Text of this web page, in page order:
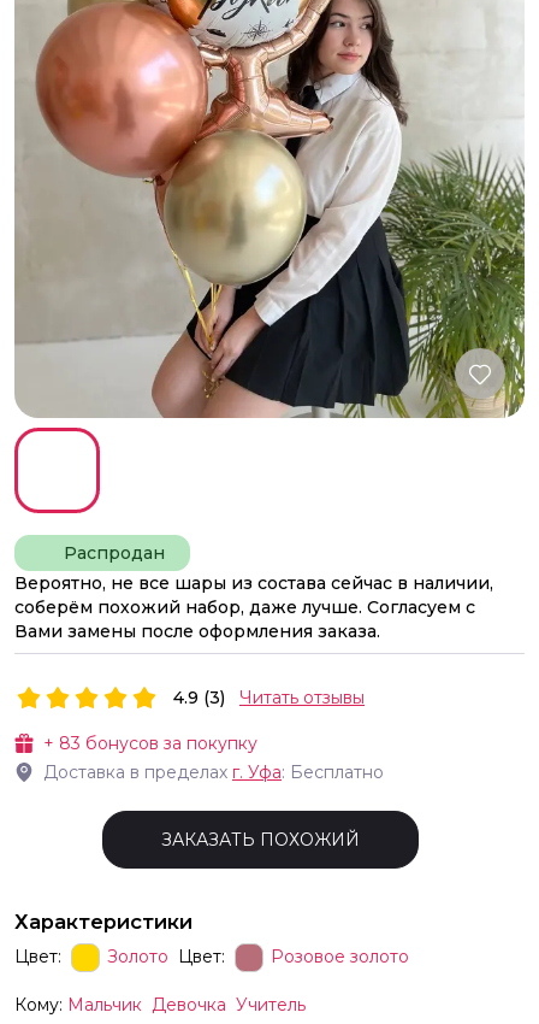
Распродан
Вероятно, не все шары из состава сейчас в наличии,
соберём похожий набор, даже лучше. Согласуем с
Вами замены после оформления заказа.
+ 83 бонусов за покупку
Доставка в пределах г. Уфа: Бесплатно
4.9 (3) Читать отзывы
ЗАКАЗАТЬ ПОХОЖИЙ
Характеристики
Цвет: Золото Цвет: Розовое золото
Кому: Мальчик Девочка Учитель